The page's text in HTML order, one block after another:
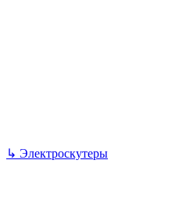
↳ Электроскутеры